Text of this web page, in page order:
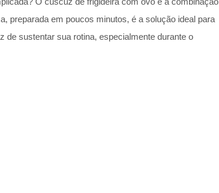
preparada em poucos minutos, é a solução ideal para
de sustentar sua rotina, especialmente durante o